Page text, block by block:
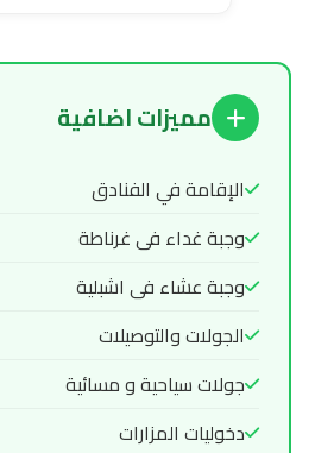
مميزات اضافية
الإقامة في الفنادق
وجبة غداء فى غرناطة
وجبة عشاء فى اشبلية
الجولات والتوصيلات
جولات سياحية و مسائية
دخوليات المزارات